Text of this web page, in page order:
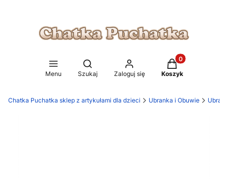
Menu
Otwórz wyszukiwarkę
Szukaj Zaloguj się
Produkty w
Koszyk
Chatka Puchatka sklep z artykułami dla dzieci Ubranka i Obuwie